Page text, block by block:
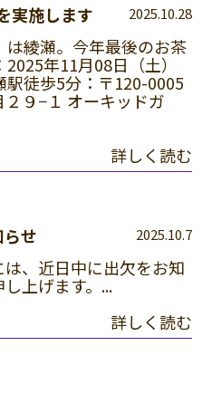
実施します 2025.10.28
綾瀬。今年最後のお茶
年11月08日（土）
徒歩5分：〒120-0005
９−１ オーキッドガ
詳しく読む
せ 2025.10.7
、近日中に出欠をお知
上げます。...
詳しく読む